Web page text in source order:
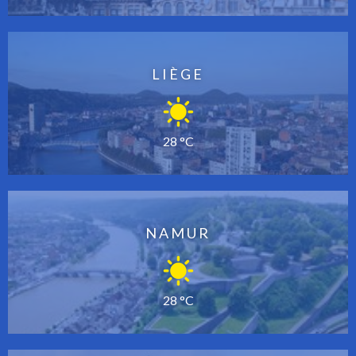
LIÈGE
28 °C
NAMUR
28 °C